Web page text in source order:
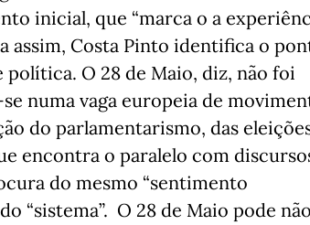
inicial, que “marca o a
assim, Costa Pinto identifica o
O 28 de Maio, diz, não foi
numa vaga europeia de
do parlamentarismo, das
encontra o paralelo com
do mesmo “sentimento
“sistema”. O 28 de Maio pode não